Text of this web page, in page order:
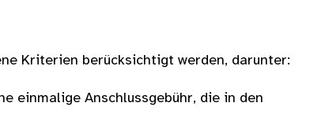
Kriterien berücksichtigt werden, darunter:
einmalige Anschlussgebühr, die in den